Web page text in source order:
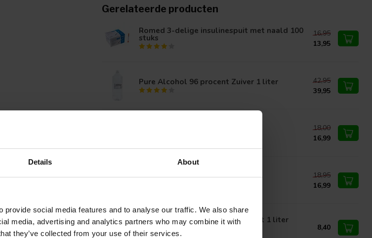
Details About
social media features and to analyse our traffic. We also share
media, advertising and analytics partners who may combine it with
they’ve collected from your use of their services.
Gerelateerde producten
Romed 3-delige insulinespuit met naald 100
stuks
16,95
13,95
Pure Alcohol 96 procent Zuiver 1 liter
42,95
39,95
18,00
16,99
Sudocrem huidbescherming
18,95
16,99
Isopropanol Alcohol 99,9 procent 1 liter
Isopropyl alcohol 8,40